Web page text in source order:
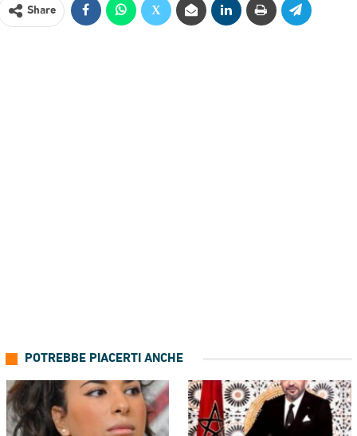
Share
POTREBBE PIACERTI ANCHE